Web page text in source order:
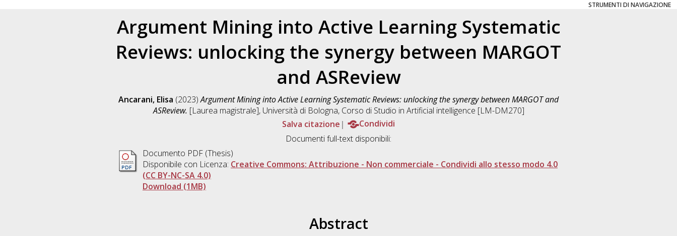
STRUMENTI DI NAVIGAZIONE
Argument Mining into Active Learning Systematic
Reviews: unlocking the synergy between MARGOT
and ASReview
Ancarani, Elisa (2023)Argument Mining into Active Learning Systematic Reviews: unlocking the synergy between MARGOT and
ASReview. [Laurea magistrale], Università di Bologna, Corso di Studio in Artificial intelligence [LM-DM270]
Salva citazione
Condividi
Documenti full-text disponibili:
Documento PDF (Thesis)
Disponibile con Licenza: Creative Commons: Attribuzione - Non commerciale - Condividi allo stesso modo 4.0
(CC BY-NC-SA 4.0)
Download (1MB)
Abstract